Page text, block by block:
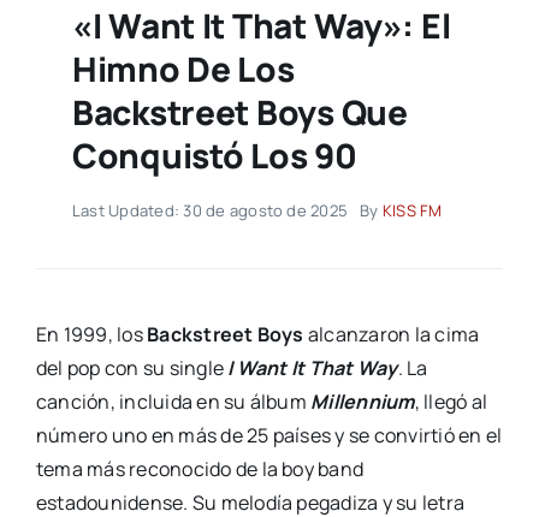
«I Want It That Way»: El
Himno De Los
Backstreet Boys Que
Conquistó Los 90
Last Updated: 30 de agosto de 2025 By KISS FM
En 1999, losBackstreet Boys alcanzaron la cima
del pop con su singleI Want It That Way. La
canción, incluida en su álbum Millennium, llegó al
número uno en más de 25 países y se convirtió en el
tema más reconocido de la boy band
estadounidense. Su melodía pegadiza y su letra